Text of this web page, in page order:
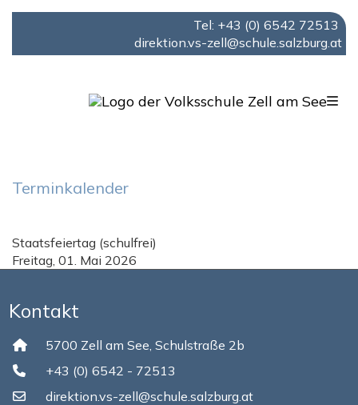
Tel: +43 (0) 6542 72513
direktion.vs-zell@schule.salzburg.at
Navigation aufklappen
Terminkalender
Staatsfeiertag (schulfrei)
Freitag, 01. Mai 2026
Kontakt
5700 Zell am See, Schulstraße 2b
+43 (0) 6542 - 72513
direktion.vs-zell@schule.salzburg.at